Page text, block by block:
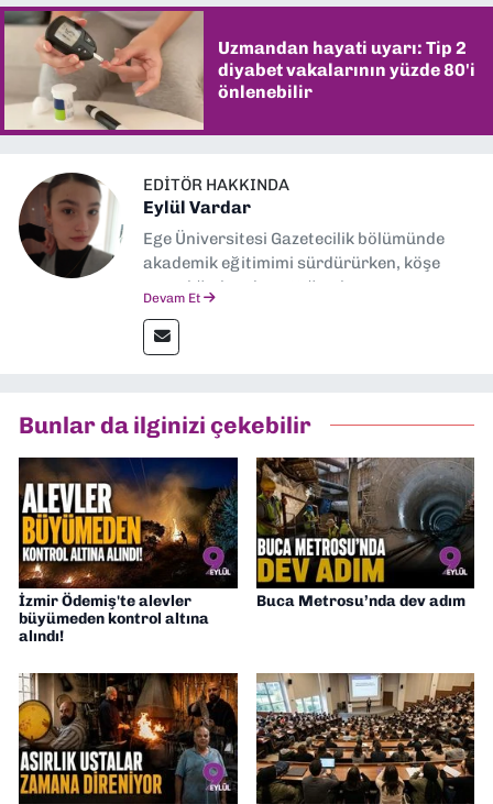
Uzmandan hayati uyarı: Tip 2
diyabet vakalarının yüzde 80'i
önlenebilir
EDITÖR HAKKINDA
Eylül Vardar
Ege Üniversitesi Gazetecilik bölümünde
akademik eğitimimi sürdürürken, köşe
yazarlığıyla adım attığım basın
Devam Et
Bunlar da ilginizi çekebilir
İzmir Ödemiş'te alevler
büyümeden kontrol altına
alındı!
Buca Metrosu’nda dev adım